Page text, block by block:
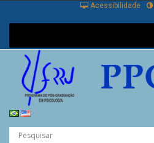
Acessibilidade